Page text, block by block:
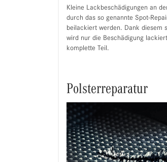
Kleine Lackbeschädigungen an
durch das so genannte Spot-
beilackiert werden. Dank diesem
wird nur die Beschädigung
komplette Teil.
Polsterreparatur